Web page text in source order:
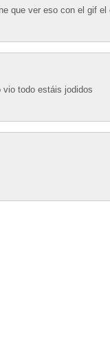
que ver eso con el gif
vio todo estáis jodidos